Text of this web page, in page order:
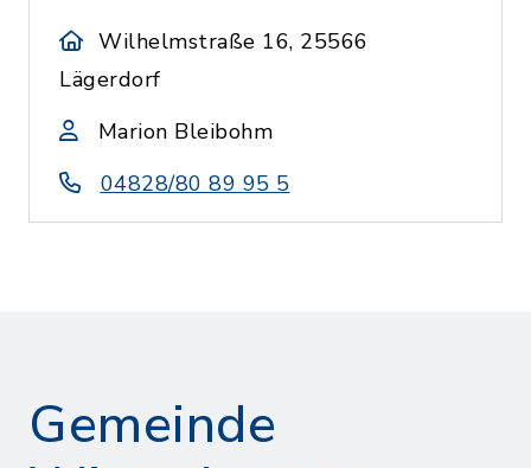
Wilhelmstraße 16, 25566
Lägerdorf
Marion Bleibohm
04828/80 89 95 5
Gemeinde